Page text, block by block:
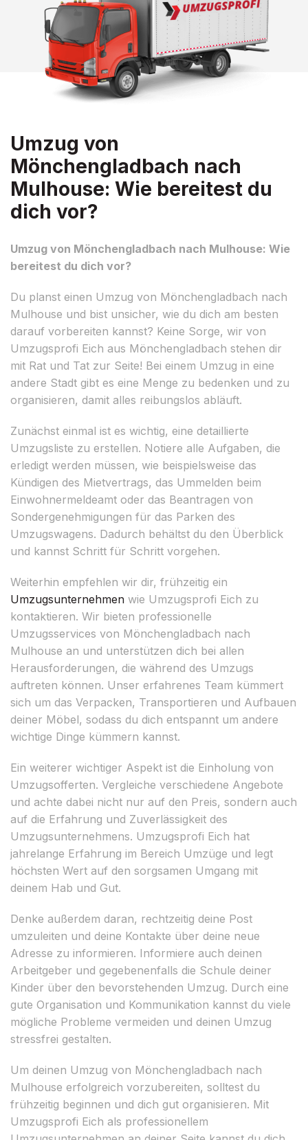
Umzug von
Mönchengladbach nach
Mulhouse: Wie bereitest du
dich vor?
Umzug von Mönchengladbach nach Mulhouse: Wie
bereitest du dich vor?
Du planst einen Umzug von Mönchengladbach nach
Mulhouse und bist unsicher, wie du dich am besten
darauf vorbereiten kannst? Keine Sorge, wir von
Umzugsprofi Eich aus Mönchengladbach stehen dir
mit Rat und Tat zur Seite! Bei einem Umzug in eine
andere Stadt gibt es eine Menge zu bedenken und zu
organisieren, damit alles reibungslos abläuft.
Zunächst einmal ist es wichtig, eine detaillierte
Umzugsliste zu erstellen. Notiere alle Aufgaben, die
erledigt werden müssen, wie beispielsweise das
Kündigen des Mietvertrags, das Ummelden beim
Einwohnermeldeamt oder das Beantragen von
Sondergenehmigungen für das Parken des
Umzugswagens. Dadurch behältst du den Überblick
und kannst Schritt für Schritt vorgehen.
Weiterhin empfehlen wir dir, frühzeitig ein
Umzugsunternehmen wie Umzugsprofi Eich zu
kontaktieren. Wir bieten professionelle
Umzugsservices von Mönchengladbach nach
Mulhouse an und unterstützen dich bei allen
Herausforderungen, die während des Umzugs
auftreten können. Unser erfahrenes Team kümmert
sich um das Verpacken, Transportieren und Aufbauen
deiner Möbel, sodass du dich entspannt um andere
wichtige Dinge kümmern kannst.
Ein weiterer wichtiger Aspekt ist die Einholung von
Umzugsofferten. Vergleiche verschiedene Angebote
und achte dabei nicht nur auf den Preis, sondern auch
auf die Erfahrung und Zuverlässigkeit des
Umzugsunternehmens. Umzugsprofi Eich hat
jahrelange Erfahrung im Bereich Umzüge und legt
höchsten Wert auf den sorgsamen Umgang mit
deinem Hab und Gut.
Denke außerdem daran, rechtzeitig deine Post
umzuleiten und deine Kontakte über deine neue
Adresse zu informieren. Informiere auch deinen
Arbeitgeber und gegebenenfalls die Schule deiner
Kinder über den bevorstehenden Umzug. Durch eine
gute Organisation und Kommunikation kannst du viele
mögliche Probleme vermeiden und deinen Umzug
stressfrei gestalten.
Um deinen Umzug von Mönchengladbach nach
Mulhouse erfolgreich vorzubereiten, solltest du
frühzeitig beginnen und dich gut organisieren. Mit
Umzugsprofi Eich als professionellem